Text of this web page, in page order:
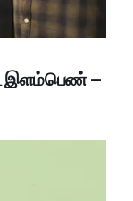
இளம்பெண் –